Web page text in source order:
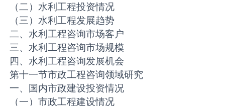
（二）水利工程投资情况
（三）水利工程发展趋势
二、水利工程咨询市场客户
三、水利工程咨询市场规模
四、水利工程咨询发展机会
第十一节市政工程咨询领域研究
一、国内市政建设投资情况
（一）市政工程建设情况